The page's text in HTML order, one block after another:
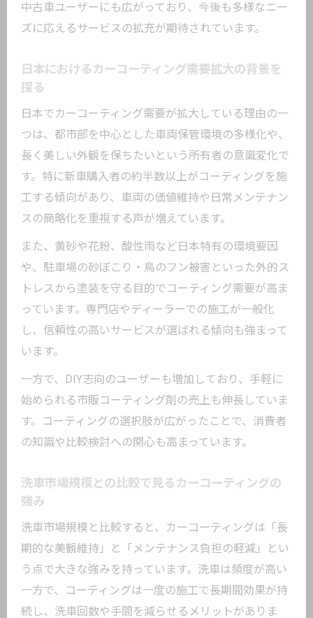
の特徴
新技術を活かしたカーコーティングの将
市場成長を踏まえた長期的なコーティン
グ計画
新車購入時に考えるコーティング需要の実態
新車購入時に選ばれるカーコーティング
の理由
コーティング需要の高まりと市場規模の
推移
カーコーティング施工率から見るユーザ
ー傾向
新車オーナーが注目するコーティングの
コーティング業界が新車市場で伸びる理
由
ガラスコーティングの課題と選択時の注意点
カーコーティングで注目されるガラスコ
ガラスコーティングが選ばれる理由と弱
光沢や耐久性で差が出るコーティングの
選び方
コーティング施工時に気をつけたいポイ
ントを解説
中古車ユーザーにも広がっており、今後も多様なニー
ズに応えるサービスの拡充が期待されています。
日本におけるカーコーティング需要拡大の背景を
探る
日本でカーコーティング需要が拡大している理由の一
つは、都市部を中心とした車両保管環境の多様化や、
長く美しい外観を保ちたいという所有者の意識変化で
す。特に新車購入者の約半数以上がコーティングを施
工する傾向があり、車両の価値維持や日常メンテナン
スの簡略化を重視する声が増えています。
また、黄砂や花粉、酸性雨など日本特有の環境要因
や、駐車場の砂ぼこり・鳥のフン被害といった外的ス
トレスから塗装を守る目的でコーティング需要が高ま
っています。専門店やディーラーでの施工が一般化
し、信頼性の高いサービスが選ばれる傾向も強まって
います。
一方で、DIY志向のユーザーも増加しており、手軽に
始められる市販コーティング剤の売上も伸長していま
す。コーティングの選択肢が広がったことで、消費者
の知識や比較検討への関心も高まっています。
洗車市場規模との比較で見るカーコーティングの
強み
洗車市場規模と比較すると、カーコーティングは「長
期的な美観維持」と「メンテナンス負担の軽減」とい
う点で大きな強みを持っています。洗車は頻度が高い
一方で、コーティングは一度の施工で長期間効果が持
続し、洗車回数や手間を減らせるメリットがありま